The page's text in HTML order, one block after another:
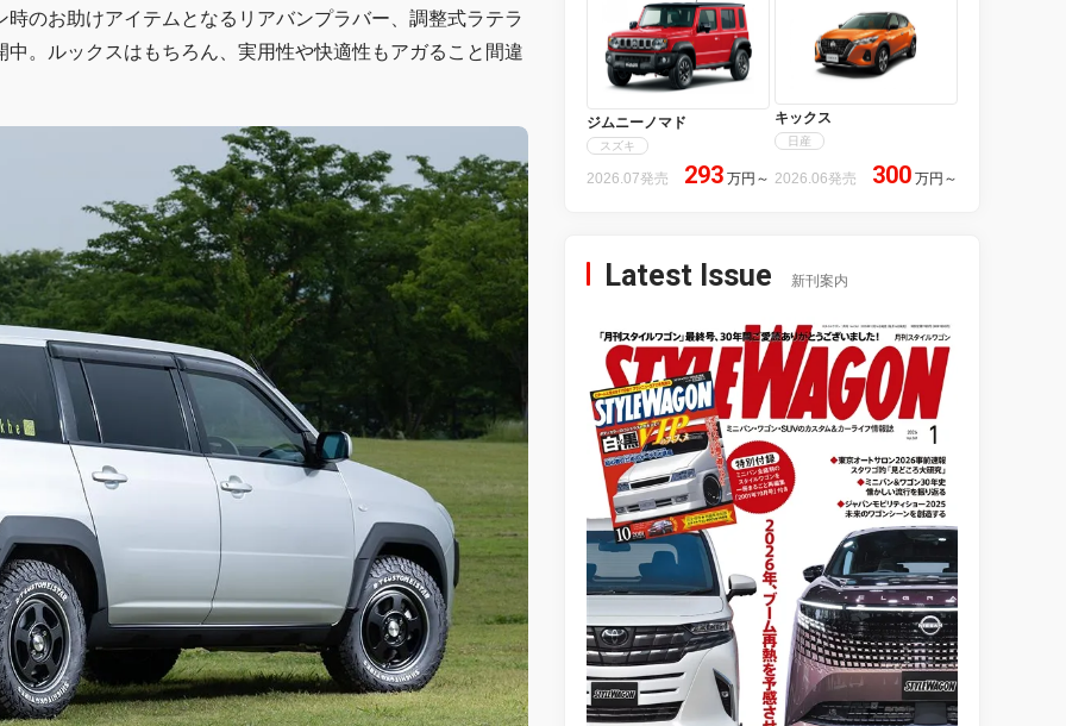
のお助けアイテムとなるリアバンプラバー、調整式ラテラ
。ルックスはもちろん、実用性や快適性もアガること間違
ジムニーノマド
スズキ
2026.07発売 293 万円 ～
キックス
日産
2026.06発売 300 万円 ～
Latest Issue 新刊案内